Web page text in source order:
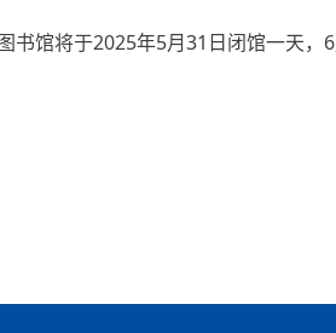
将于2025年5月31日闭馆一天，6